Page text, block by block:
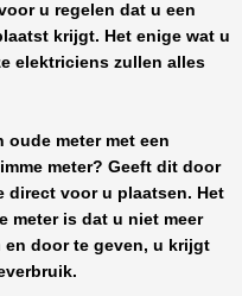
u regelen dat u een
krijgt. Het enige wat u
elektriciens zullen alles
oude meter met een
meter? Geeft dit door
direct voor u plaatsen. Het
meter is dat u niet meer
en door te geven, u krijgt